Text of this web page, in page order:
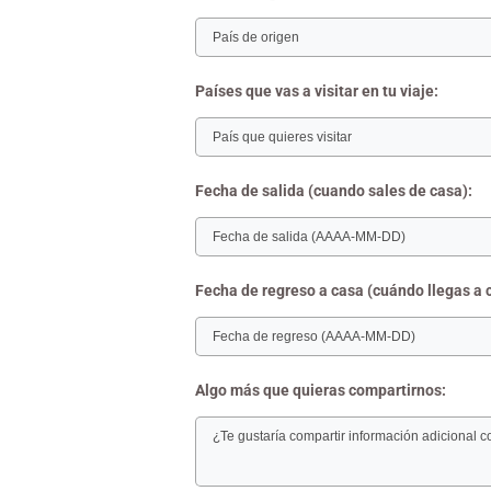
Países que vas a visitar en tu viaje:
Fecha de salida (cuando sales de casa):
Fecha de regreso a casa (cuándo llegas a
Algo más que quieras compartirnos: